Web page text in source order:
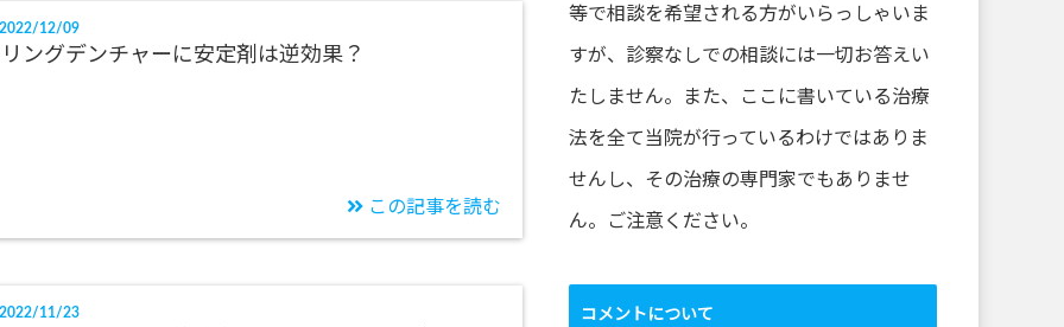
12/09
ングデンチャーに安定剤は逆効果？
この記事を読む
11/23
等で相談を希望される方がいらっしゃいま
すが、診察なしでの相談には一切お答えい
たしません。また、ここに書いている治療
法を全て当院が行っているわけではありま
せんし、その治療の専門家でもありませ
ん。ご注意ください。
コメントについて